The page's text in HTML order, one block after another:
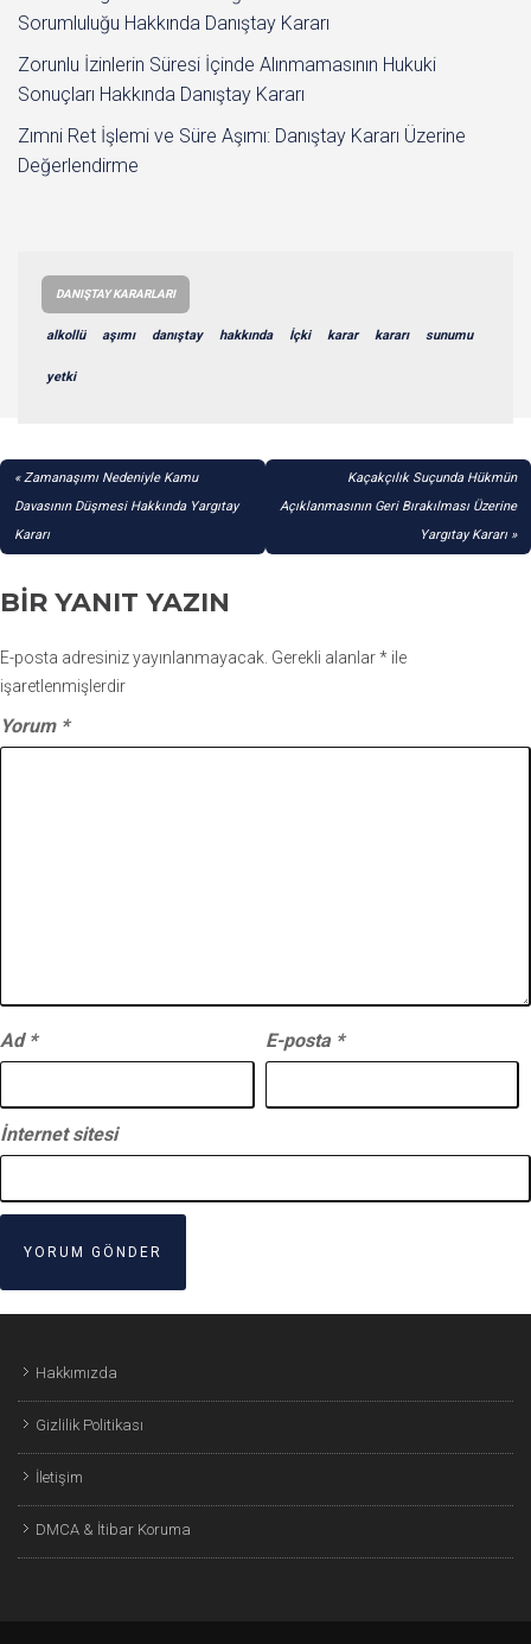
Sorumluluğu Hakkında Danıştay Kararı
Zorunlu İzinlerin Süresi İçinde Alınmamasının Hukuki
Sonuçları Hakkında Danıştay Kararı
Zımni Ret İşlemi ve Süre Aşımı: Danıştay Kararı Üzerine
Değerlendirme
DANIŞTAY KARARLARI
alkollü aşımı danıştay hakkında İçki karar kararı sunumu
yetki
YAZI
GEZINMESI
Zamanaşımı Nedeniyle Kamu
Davasının Düşmesi Hakkında Yargıtay
Kararı
Kaçakçılık Suçunda Hükmün
Açıklanmasının Geri Bırakılması Üzerine
Yargıtay Kararı
BIR YANIT YAZIN
E-posta adresiniz yayınlanmayacak. Gerekli alanlar* ile
işaretlenmişlerdir
Yorum *
Ad * E-posta *
İnternet sitesi
Hakkımızda
Gizlilik Politikası
İletişim
DMCA & İtibar Koruma